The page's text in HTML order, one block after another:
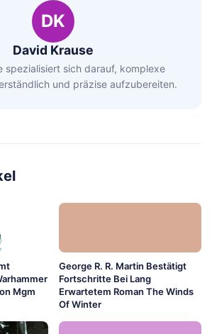
DK
David Krause
spezialisiert sich darauf, komplexe
und präzise aufzubereiten.
Mgm
George R. R. Martin Bestätigt
Fortschritte Bei Lang
Erwartetem Roman The Winds
Of Winter